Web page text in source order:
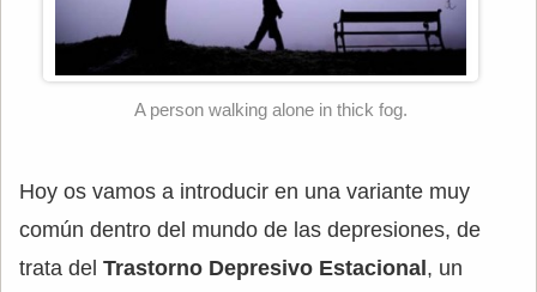
A person walking alone in thick fog.
Hoy os vamos a introducir en una variante muy
común dentro del mundo de las depresiones, de
trata del Trastorno Depresivo Estacional, un